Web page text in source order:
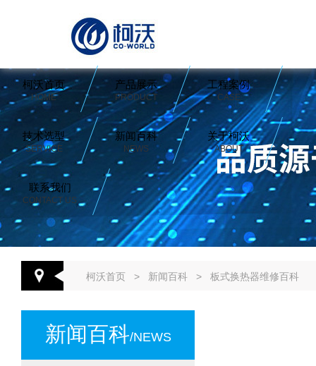
柯沃首页
HOME
产品展示
PRODUCT
工程案例
CASE
技术选型
SERVICE
新闻百科
NEWS
关于柯沃
ABOUT
联系我们
CONTACT US
柯沃首页 > 新闻百科 > 板式换热器维修百科
新闻百科/NEWS